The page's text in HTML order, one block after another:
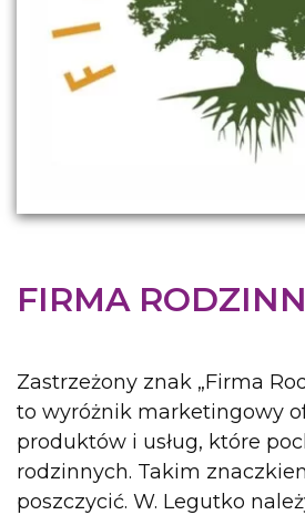
FIRMA
Zastrzeżony znak „Firma
to wyróżnik marketingowy
produktów i usług, które
rodzinnych. Takim
poszczycić. W. Legutko